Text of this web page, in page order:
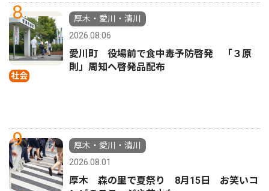
8
社会
厚木・愛川・清川
2026.08.06
愛川町 役場前で食中毒予防啓発 「３原
則」周知へ啓発品配布
9
厚木・愛川・清川
2026.08.01
厚木 森の里で夏祭り 8月15日 お笑いコ